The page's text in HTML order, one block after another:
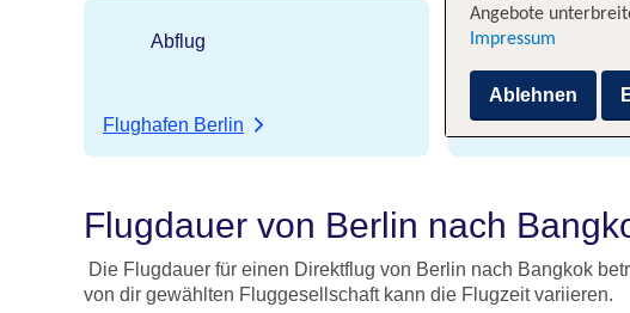
Abflug
Flughafen Berlin
Ankunft
Flughafen
Flughafen
Flugdauer von Berlin nach
Die Flugdauer für einen Direktflug von Berlin nach Bangkok
von dir gewählten Fluggesellschaft kann die Flugzeit variieren.
Angebote
Impressum
Ablehnen